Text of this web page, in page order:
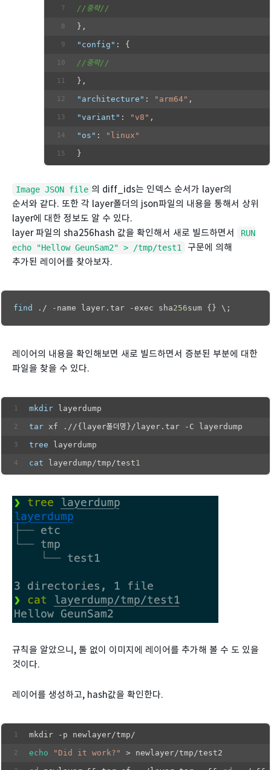
//중략//
},
"config" : {
//중략//
},
"architecture" : "arm64" ,
"variant" : "v8" ,
"os" :
"linux"
}
Image JSON file 의 diff_ids는 인덱스 순서가 layer의
순서와 같다. 또한 각 layer폴더의 json파일의 내용을 통해서 상위
layer에 대한 정보도 알 수 있다.
layer 파일의 sha256hash 값을 확인해서 새로 빌드하면서
RUN
echo "Hellow GeunSam2" > /tmp/test1
구문에 의해
추가된 레이어를 찾아보자.
find ./ -name layer.tar -exec sha256sum {} \;
레이어의 내용을 확인해보면 새로 빌드하면서 증분된 부분에 대한
파일을 찾을 수 있다.
mkdir layerdump
tar xf .//{layer폴더명}/layer.tar -C layerdump
tree layerdump
cat layerdump/tmp/test1
규칙을 알았으니, 툴 없이 이미지에 레이어를 추가해 볼 수 도 있을
것이다.
레이어를 생성하고, hash값을 확인한다.
mkdir -p newlayer/tmp/
echo
"Did it work?"
> newlayer/tmp/test2